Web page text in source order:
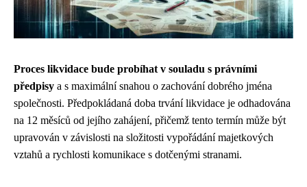
Proces likvidace bude probíhat v souladu s právními
předpisy a s maximální snahou o zachování dobrého jména
společnosti. Předpokládaná doba trvání likvidace je odhadována
na 12 měsíců od jejího zahájení, přičemž tento termín může být
upravován v závislosti na složitosti vypořádání majetkových
vztahů a rychlosti komunikace s dotčenými stranami.